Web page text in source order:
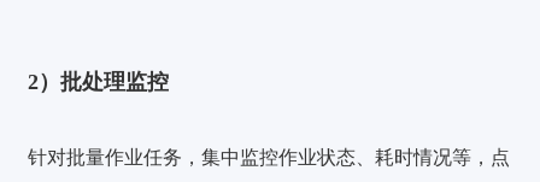
2）批处理监控
针对批量作业任务，集中监控作业状态、耗时情况等，点